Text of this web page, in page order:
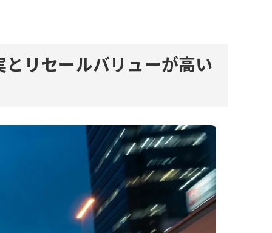
リセールバリューが高い